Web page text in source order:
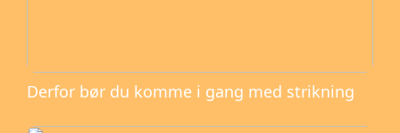
Derfor bør du komme i gang med strikning